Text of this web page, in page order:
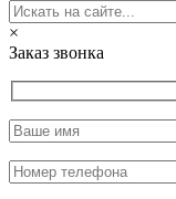
×
Заказ звонка